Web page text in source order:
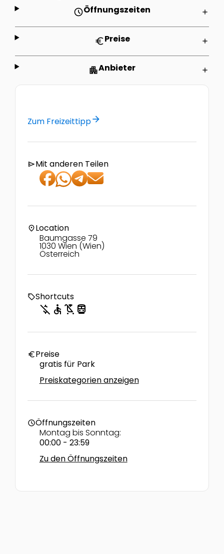
scheduleÖffnungszeiten add
euroPreise add
apartmentAnbieter add
Zum Freizeittipparrow_forward
sendMit anderen Teilen
location_onLocation
Baumgasse 79
1030 Wien (Wien)
Österreich
local_offerShortcuts
money_off accessible child_friendly directions_transit
euroPreise
gratis für Park
Preiskategorien anzeigen
scheduleÖffnungszeiten
Montag bis Sonntag:
00:00 - 23:59
Zu den Öffnungszeiten